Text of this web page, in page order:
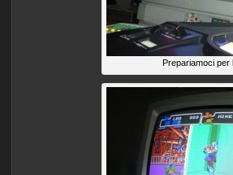
Prepariamoci per